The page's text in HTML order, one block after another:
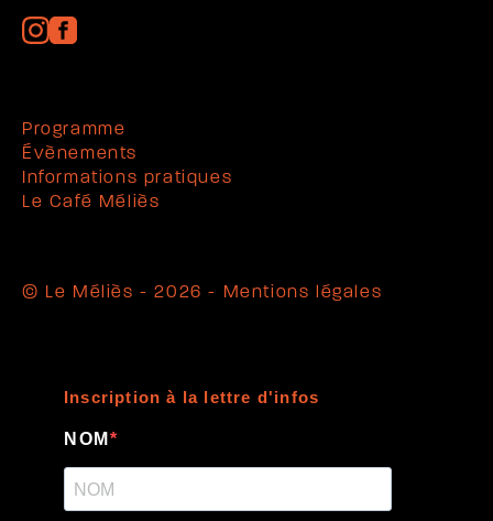
Programme
Évènements
Informations pratiques
Le Café Méliès
© Le Méliès - 2026 - Mentions légales
Inscription à la lettre d'infos
NOM